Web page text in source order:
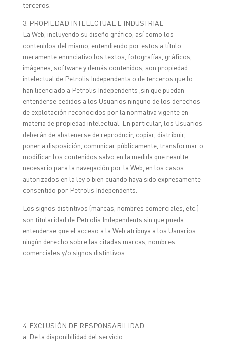
terceros.
3. PROPIEDAD INTELECTUAL E INDUSTRIAL
La Web, incluyendo su diseño gráfico, así como los
contenidos del mismo, entendiendo por estos a título
meramente enunciativo los textos, fotografías, gráficos,
imágenes, software y demás contenidos, son propiedad
intelectual de Petrolis Independents o de terceros que lo
han licenciado a Petrolis Independents ,sin que puedan
entenderse cedidos a los Usuarios ninguno de los derechos
de explotación reconocidos por la normativa vigente en
materia de propiedad intelectual. En particular, los Usuarios
deberán de abstenerse de reproducir, copiar, distribuir,
poner a disposición, comunicar públicamente, transformar o
modificar los contenidos salvo en la medida que resulte
necesario para la navegación por la Web, en los casos
autorizados en la ley o bien cuando haya sido expresamente
consentido por Petrolis Independents.
Los signos distintivos (marcas, nombres comerciales, etc.)
son titularidad de Petrolis Independents sin que pueda
entenderse que el acceso a la Web atribuya a los Usuarios
ningún derecho sobre las citadas marcas, nombres
comerciales y/o signos distintivos.
4. EXCLUSIÓN DE RESPONSABILIDAD
a. De la disponibilidad del servicio